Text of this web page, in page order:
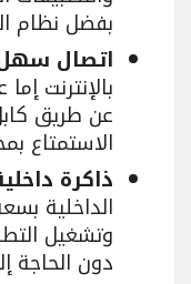
بفضل نظام
اتصال
عن طريق
الاستمتاع
ذاكرة
وتشغيل
دون الحاجة